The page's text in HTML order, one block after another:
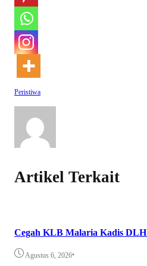
Peristiwa
Artikel Terkait
Cegah KLB Malaria Kadis
Agustus 6, 2026•